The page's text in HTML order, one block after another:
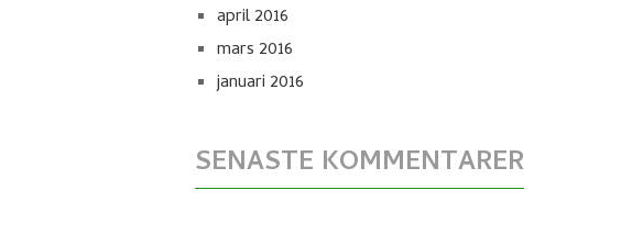
april 2016
mars 2016
januari 2016
SENASTE KOMMENTARER